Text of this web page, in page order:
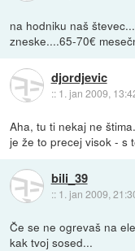
na hodniku naš
zneske....65-70€
djordjevic
:: 1. jan 2009,
Aha, tu ti nekaj ne
je že to precej visok - s
bili_39
:: 1. jan 2009,
Če se ne ogrevaš na
kak tvoj sosed...